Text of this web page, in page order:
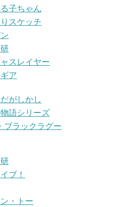
子ちゃん
スケッチ
スレイヤー
ア
がしかし
語シリーズ
ブラックラグー
ブ！
・トー